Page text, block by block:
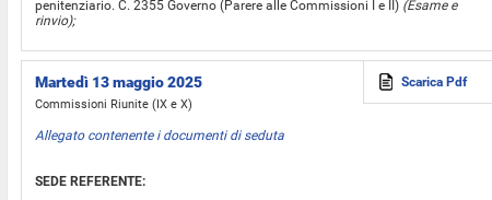
penitenziario. C. 2355 Governo (Parere alle Commissioni I e II) (Esame e
rinvio);
Martedì 13 maggio 2025
Commissioni Riunite (IX e X)
Allegato contenente i documenti di seduta
Scarica Pdf
SEDE REFERENTE: